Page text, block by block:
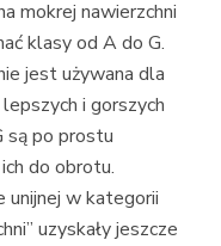
mokrej nawierzchni
klasy od A do G.
jest używana dla
i gorszych
są po prostu
do obrotu.
unijnej w kategorii
uzyskały jeszcze